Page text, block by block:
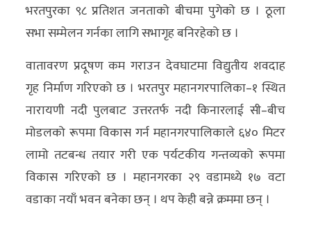
भरतपुरका ९८ प्रतिशत जनताको बीचमा पुगेको छ । ठूला
सभा सम्मेलन गर्नका लागि सभागृह बनिरहेको छ ।
वातावरण प्रदूषण कम गराउन देवघाटमा विद्युतीय शवदाह
गृह निर्माण गरिएको छ । भरतपुर महानगरपालिका–१ स्थित
नारायणी नदी पुलबाट उत्तरतर्फ नदी किनारलाई सी–बीच
मोडलको रूपमा विकास गर्न महानगरपालिकाले ६४० मिटर
लामो तटबन्ध तयार गरी एक पर्यटकीय गन्तव्यको रूपमा
विकास गरिएको छ । महानगरका २९ वडामध्ये १७ वटा
वडाका नयाँ भवन बनेका छन् । थप केही बन्ने क्रममा छन् ।